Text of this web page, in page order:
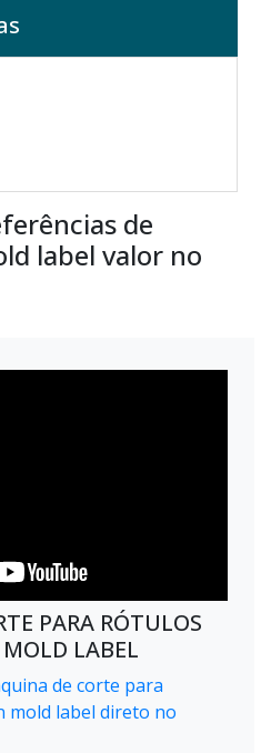
de
label valor no
PARA RÓTULOS
LABEL
de corte para
mold label direto no